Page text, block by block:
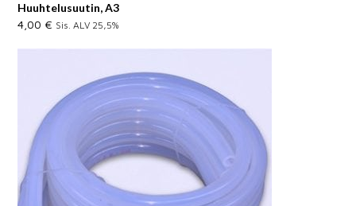
Huuhtelusuutin, A3
4,00 € Sis. ALV 25,5%